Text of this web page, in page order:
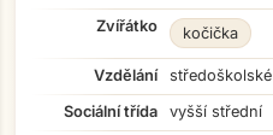
Zvířátko
kočička
Vzdělání
středoškolské
Sociální třída
vyšší střední